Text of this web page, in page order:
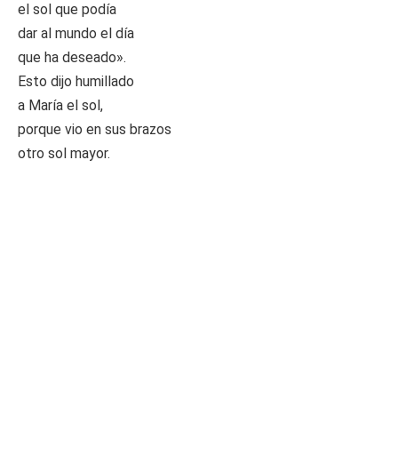
el sol que podía
dar al mundo el día
que ha deseado».
Esto dijo humillado
a María el sol,
porque vio en sus brazos
otro sol mayor.